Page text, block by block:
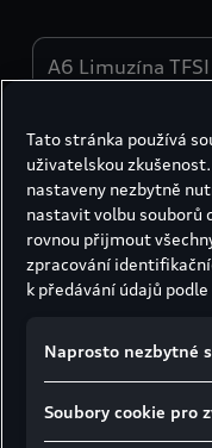
Engines
Motor
Typ motoru
Zážehový motor
regulací lambda,
hybridní
Maximální točivý
Tato stránka používá
uživatelskou
nastaveny nezbytně
nastavit volbu souborů
rovnou přijmout
zpracování
k předávání údajů
používán Google
Google Ireland jako
do USA (zejména
státech neexistuje
rovnocenná Evropské
Naprosto nezbytné
Soubory cookie pro